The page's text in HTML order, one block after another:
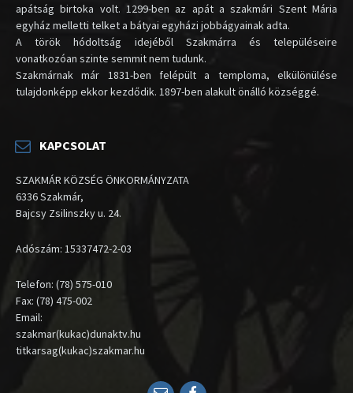
apátság birtoka volt. 1299-ben az apát a szakmári Szent Mária
egyház melletti telket a bátyai egyházi jobbágyainak adta.
A török hódoltság idejéből Szakmárra és településeire
vonatkozóan szinte semmit nem tudunk.
Szakmárnak már 1831-ben felépült a temploma, elkülönülése
tulajdonképp ekkor kezdődik. 1897-ben alakult önálló községgé.
KAPCSOLAT
SZAKMÁR KÖZSÉG ÖNKORMÁNYZATA
6336 Szakmár,
Bajcsy Zsilinszky u. 24.
Adószám: 15337472-2-03
Telefon: (78) 575-010
Fax: (78) 475-002
Email:
szakmar(kukac)dunaktv.hu
titkarsag(kukac)szakmar.hu
EmailFacebook